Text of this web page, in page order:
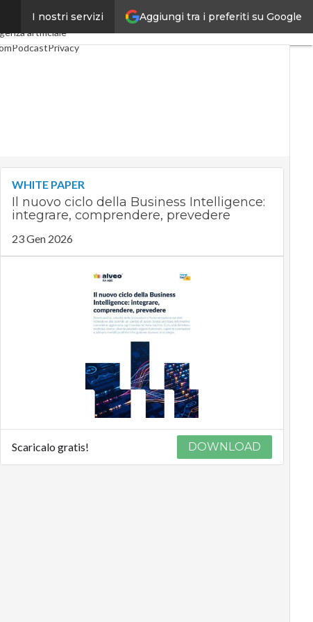
Aggiungi tra i preferiti su Google
I nostri servizi
Industria 4.0SpacEconomy
artificiale
PodcastPrivacy
WHITE PAPER
Il nuovo ciclo della Business Intelligence:
integrare, comprendere, prevedere
23 Gen 2026
Scaricalo gratis! DOWNLOAD